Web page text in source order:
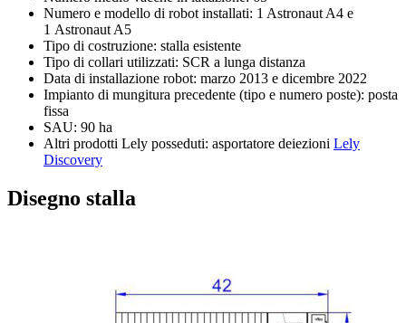
Numero e modello di robot installati: 1 Astronaut A4 e
1 Astronaut A5
Tipo di costruzione: stalla esistente
Tipo di collari utilizzati: SCR a lunga distanza
Data di installazione robot: marzo 2013 e dicembre 2022
Impianto di mungitura precedente (tipo e numero poste): posta
fissa
SAU: 90 ha
Altri prodotti Lely posseduti: asportatore deiezioni Lely
Discovery
Disegno stalla